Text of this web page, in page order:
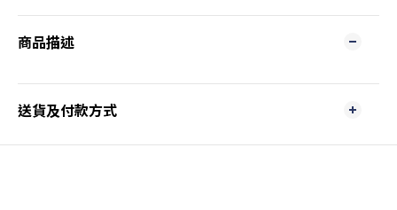
商品描述
送貨及付款方式